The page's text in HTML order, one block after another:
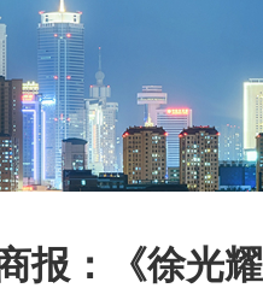
报：《徐光